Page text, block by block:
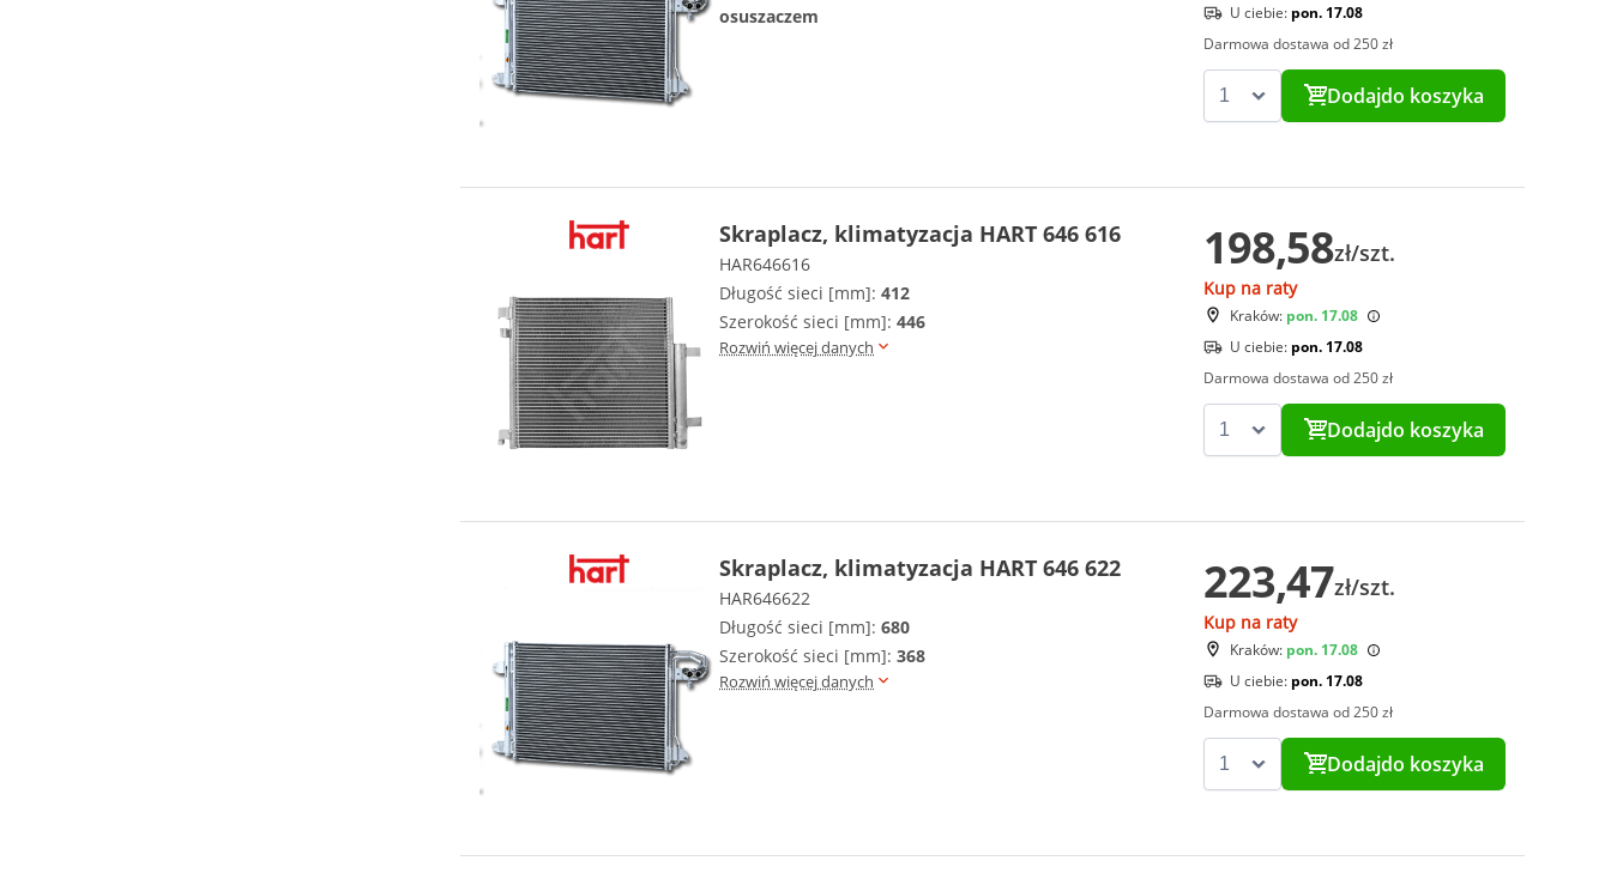
osuszaczem
U ciebie: pon. 17.08
Darmowa dostawa od 250 zł
Dodajdo koszyka
Skraplacz, klimatyzacja HART 646 616
HAR646616
Długość sieci [mm]: 412
Szerokość sieci [mm]: 446
Rozwiń więcej danych
198,58zł/szt.
Kup na raty
Kraków: pon. 17.08
U ciebie: pon. 17.08
Darmowa dostawa od 250 zł
Dodajdo koszyka
Skraplacz, klimatyzacja HART 646 622
HAR646622
Długość sieci [mm]: 680
Szerokość sieci [mm]: 368
Rozwiń więcej danych
223,47zł/szt.
Kup na raty
Kraków: pon. 17.08
U ciebie: pon. 17.08
Darmowa dostawa od 250 zł
Dodajdo koszyka